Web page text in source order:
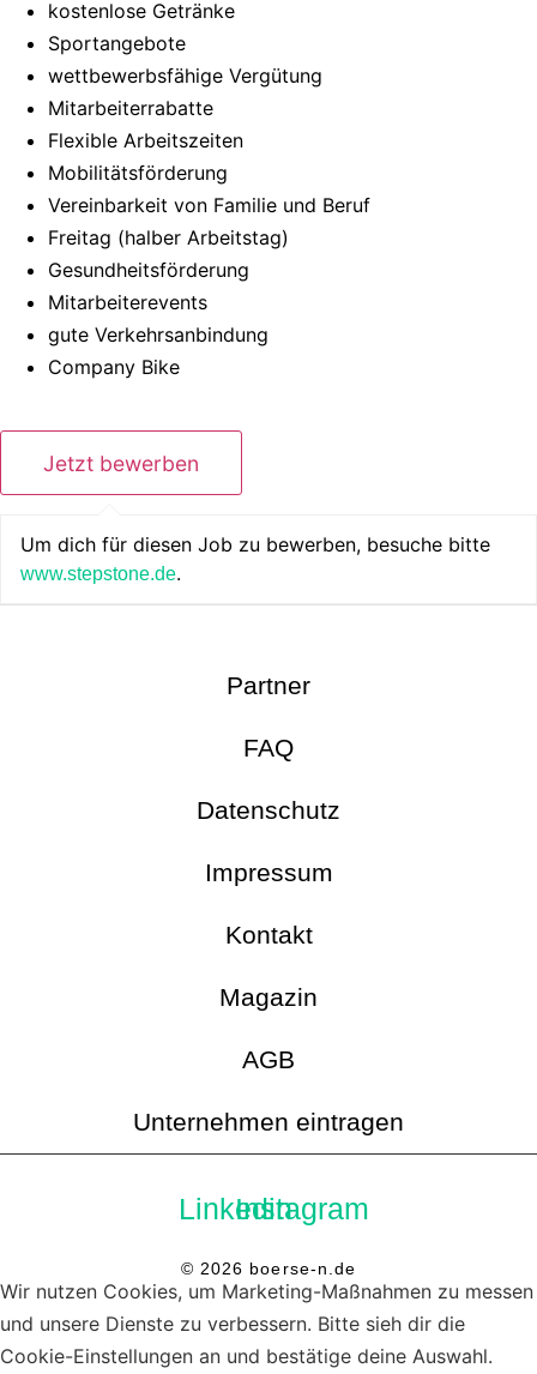
kostenlose Getränke
Sportangebote
wettbewerbsfähige Vergütung
Mitarbeiterrabatte
Flexible Arbeitszeiten
Mobilitätsförderung
Vereinbarkeit von Familie und Beruf
Freitag (halber Arbeitstag)
Gesundheitsförderung
Mitarbeiterevents
gute Verkehrsanbindung
Company Bike
Um dich für diesen Job zu bewerben, besuche bitte
www.stepstone.de.
Partner
FAQ
Datenschutz
Impressum
Kontakt
Magazin
AGB
Unternehmen eintragen
LinkedinInstagram
© 2026 boerse-n.de
Wir nutzen Cookies, um Marketing-Maßnahmen zu messen
und unsere Dienste zu verbessern. Bitte sieh dir die
Cookie-Einstellungen an und bestätige deine Auswahl.